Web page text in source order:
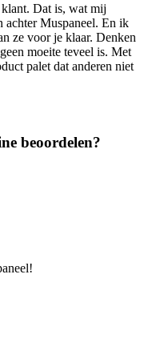
Dat is, wat mij
achter Muspaneel. En ik
ze voor je klaar. Denken
moeite teveel is. Met
palet dat anderen niet
beoordelen?